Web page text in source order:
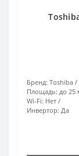
Бренд: Toshiba
Площадь: до 25
Wi-Fi: Нет
Инвертор: Да